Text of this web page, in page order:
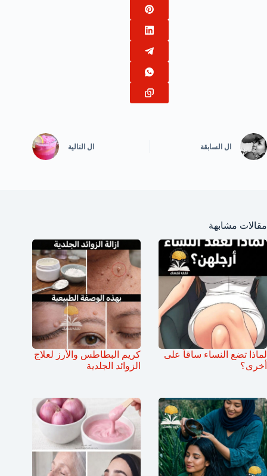
ال السابقة ال التالية
مقالات مشابهة
لماذا تضع النساء ساقاً على
أخرى؟
كريم البطاطس والأرز لعلاج
الزوائد الجلدية